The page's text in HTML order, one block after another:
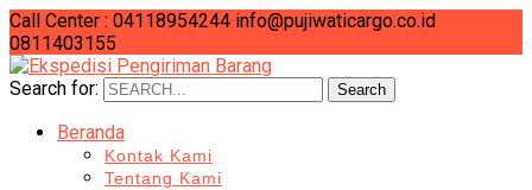
Call Center : 04118954244 info@pujiwaticargo.co.id
0811403155
Search for:
Search
Beranda
Kontak Kami
Tentang Kami